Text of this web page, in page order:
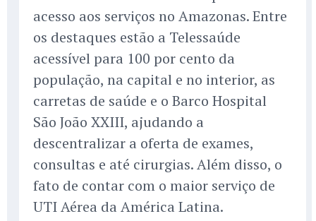
acesso aos serviços no Amazonas. Entre
os destaques estão a Telessaúde
acessível para 100 por cento da
população, na capital e no interior, as
carretas de saúde e o Barco Hospital
São João XXIII, ajudando a
descentralizar a oferta de exames,
consultas e até cirurgias. Além disso, o
fato de contar com o maior serviço de
UTI Aérea da América Latina.